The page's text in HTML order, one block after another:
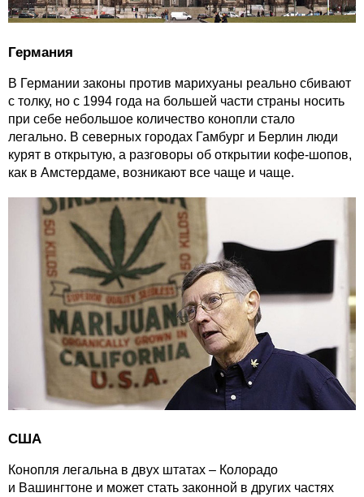
Германия
В Германии законы против марихуаны реально сбивают
с толку, но с 1994 года на большей части страны носить
при себе небольшое количество конопли стало
легально. В северных городах Гамбург и Берлин люди
курят в открытую, а разговоры об открытии кофе-шопов,
как в Амстердаме, возникают все чаще и чаще.
США
Конопля легальна в двух штатах – Колорадо
и Вашингтоне и может стать законной в других частях